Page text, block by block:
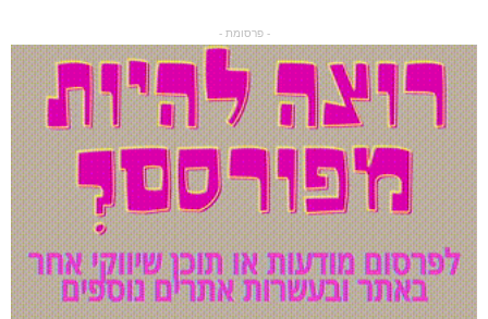
- פרסומת -